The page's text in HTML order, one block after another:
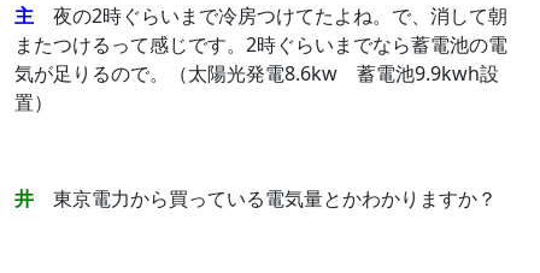
主
夜の2時ぐらいまで冷房つけてたよね。で、消して朝
またつけるって感じです。2時ぐらいまでなら蓄電池の電
気が足りるので。（太陽光発電8.6kw 蓄電池9.9kwh設
置）
井 東京電力から買っている電気量とかわかりますか？